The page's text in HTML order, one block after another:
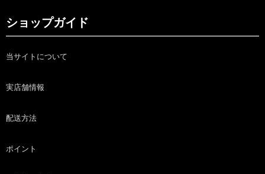
ショップガイド
当サイトについて
実店舗情報
配送方法
ポイント